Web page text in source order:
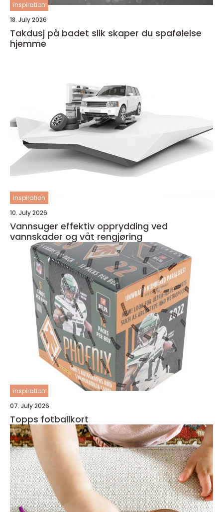
inspiration
18. July 2026
Takdusj på badet slik skaper du spafølelse
hjemme
inspiration
10. July 2026
Vannsuger effektiv opprydding ved
vannskader og våt rengjøring
inspiration
07. July 2026
Topps fotballkort